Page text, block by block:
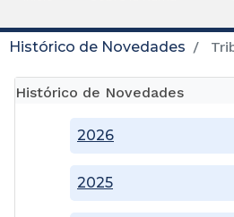
Histórico de Novedades
Histórico de Novedades
2025
2026